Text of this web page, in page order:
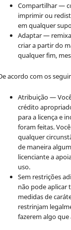
Compartilhar —
imprimir ou
em qualquer
Adaptar —
criar a partir do
qualquer fim,
acordo com os
Atribuição —
crédito
para a licença e
foram feitas.
qualquer
de maneira
licenciante a
uso.
Sem restrições
não pode aplicar
medidas de
restrinjam
fazerem algo